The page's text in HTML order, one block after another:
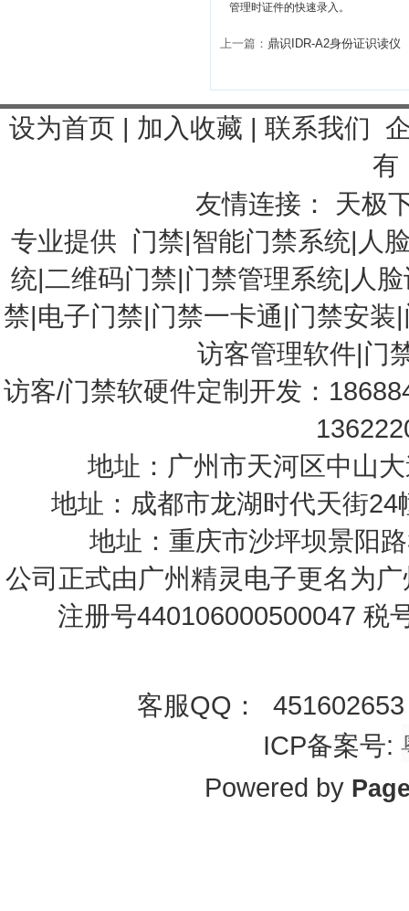
管理时证件的快速录入。
上一篇： 鼎识IDR-A2身份证识读仪
设为首页 | 加入收藏 |联系我们
有
友情连接： 天极
专业提供 门禁|智能门禁系统| 人
统|二维码门禁|门禁管理系统| 人
禁|电子门禁|门禁一卡通|门禁安装|
访客管理软件|门
访客/门禁软硬件定制开发：
地址：广州市天河区中山
地址：成都市龙湖时代天街
地址：重庆市沙坪坝景阳
公司正式由广州精灵电子更名为
注册号440106000500047 税
客服QQ：
ICP备案号:
Powered by